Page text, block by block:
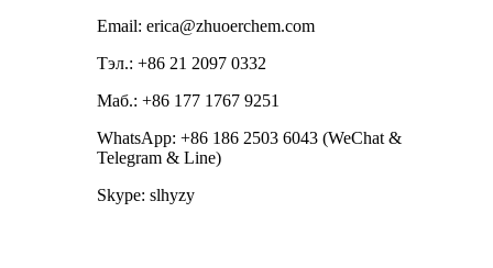
Email: erica@zhuoerchem.com
Тэл.: +86 21 2097 0332
Маб.: +86 177 1767 9251
WhatsApp: +86 186 2503 6043 (WeChat &
Telegram & Line)
Skype: slhyzy